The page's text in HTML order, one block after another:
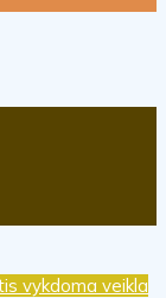
vykdoma veikla